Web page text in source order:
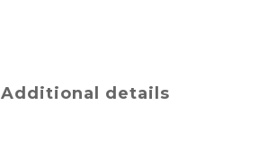
Additional details